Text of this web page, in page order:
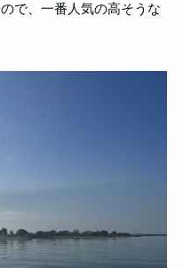
で、一番人気の高そうな